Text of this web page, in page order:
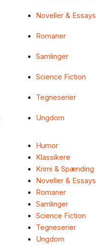
Noveller & Essays
Romaner
Samlinger
Science Fiction
Tegneserier
Ungdom
Humor
Klassikere
Krimi & Spænding
Noveller & Essays
Romaner
Samlinger
Science Fiction
Tegneserier
Ungdom